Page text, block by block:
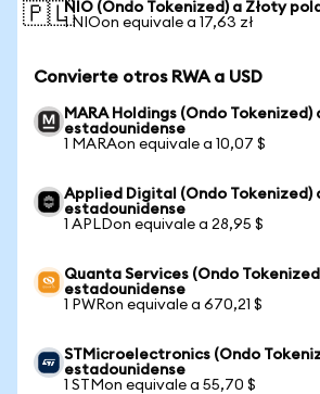
🇵🇱NIO (Ondo Tokenized) a Złoty
1 NIOon equivale a 17,63 zł
Convierte otros RWA a USD
MARA Holdings (Ondo Tokenized)
estadounidense
1 MARAon equivale a 10,07 $
Applied Digital (Ondo Tokenized)
estadounidense
1 APLDon equivale a 28,95 $
Quanta Services (Ondo
estadounidense
1 PWRon equivale a 670,21 $
STMicroelectronics (Ondo
estadounidense
1 STMon equivale a 55,70 $